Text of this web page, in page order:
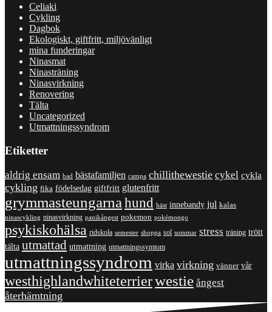
Celiaki
Cykling
Dagbok
Ekologiskt, giftfritt, miljövänligt
mina funderingar
Ninasmat
Ninasträning
Ninasvirkning
Renovering
Tälta
Uncategorized
Utmattningssyndrom
Etiketter
aldrig ensam bad bästafamiljen campa chillithewestie cykel cykla
cykling fika födelsedag giftfritt glutenfritt
grymmasteungarna hund häst innebandy jul kalas
ninascykling ninasvirkning panikångest pokemon pokémongo
psykiskohälsa ridskola semester shoppa sol sommar stress träning trött
tälta utmattad utmattning utmattningssymtom
utmattningssyndrom virka virkning vänner vår
westhighlandwhiteterrierwestie ångest
återhämtning